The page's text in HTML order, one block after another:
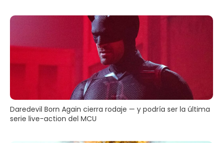
Daredevil Born Again cierra rodaje — y podría ser la última
serie live-action del MCU